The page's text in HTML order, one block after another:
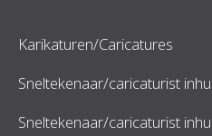
Karikaturen/Caricatures
Sneltekenaar/caricaturist
Sneltekenaar/caricaturist